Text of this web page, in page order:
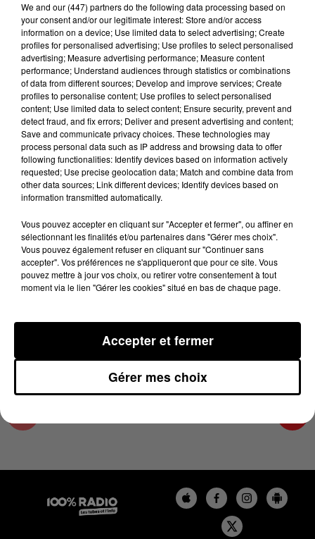
Lecture (1 min 16 sec)
100%
100% Radio l'agenda du Pays catalans
15 mai 2025 - 1 min 16 sec
L'AGENDA DU PAYS CATALANS DU 15/05/2025
À 13H37
L'agenda du Pays catalan
We and our (447) partnersdo the following data processing based on
your consent and/or our legitimate interest: Store and/or access
information on a device; Use limited data to select advertising; Create
profiles for personalised advertising; Use profiles to select personalised
advertising; Measure advertising performance; Measure content
performance; Understand audiences through statistics or combinations
of data from different sources; Develop and improve services; Create
profiles to personalise content; Use profiles to select personalised
content; Use limited data to select content; Ensure security, prevent and
detect fraud, and fix errors; Deliver and present advertising and content;
Save and communicate privacy choices. These technologies may
process personal data such as IP address and browsing data to offer
following functionalities: Identify devices based on information actively
requested; Use precise geolocation data; Match and combine data from
other data sources; Link different devices; Identify devices based on
information transmitted automatically.
Vous pouvez accepter en cliquant sur "Accepter et fermer", ou affiner en
sélectionnant les finalités et/ou partenaires dans "Gérer mes choix".
Vous pouvez également refuser en cliquant sur "Continuer sans
accepter". Vos préférences ne s'appliqueront que pour ce site. Vous
pouvez mettre à jour vos choix, ou retirer votre consentement à tout
moment via le lien "Gérer les cookies" situé en bas de chaque page.
Gérer mes choix
Accepter et fermer